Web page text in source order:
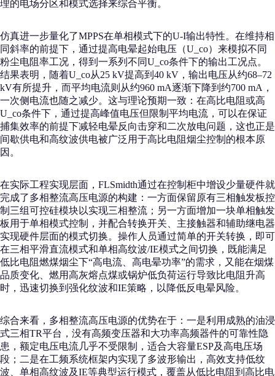
理的电场分区和模式选择来综合平衡。
仿真进一步量化了MPPS在单相模式下的U-I输出特性。在维持相
同斜率的前提下，通过提高电晕起始电压（U_co）来模拟不同
粉尘电阻率工况，得到一系列不同U_co条件下的输出工况点。
结果表明，随着U_co从25 kV提高到40 kV，输出电压从约68–72
kV有所提升，而平均电流则从约960 mA逐渐下降到约700 mA，
一次侧电流也随之减少。这与理论预期一致：在高比电阻或高
U_co条件下，通过提高峰值电压但限制平均电流，可以在保证
捕集效率的前提下减轻电晕反向击穿和二次放电问题，这也正是
间歇供电和高纹波供电被广泛用于高比电阻烟尘控制的根本原
因。
在实际工程实现层面，FLSmidth通过在控制柜中增设少量硬件就
完成了多相整流高压电源的构建：一方面保留原有三相触发板控
制三组可控硅模块以实现三相整流；另一方面增加一块单相触发
板用于单相模式控制，并配合转换开关、主接触器和辅助继电器
实现硬件层面的模式切换。操作人员通过简单的开关转换，即可
在三相平滑直流模式和单相高纹波/IE模式之间切换，既能满足
低比电阻燃煤烟尘下“高电流、高电晕功率”的需求，又能在烟煤
品质变化、燃用高灰熔点煤或锅炉低负荷运行导致比电阻升高
时，迅速切换到强化纹波和IE策略，以降低反电晕风险。
综合来看，多相整流高压电源的优势在于：一是利用成熟的油浸
式三相TR平台，没有高频变压器和大功率高频器件的可靠性隐
患，额定电压电流几乎不受限制，适合大容量ESP及高电压场
段；二是在工频系统框架内实现了多波形输出，高效支持低纹
波、单相高纹波及IE等典型运行模式，覆盖从低比电阻到高比电